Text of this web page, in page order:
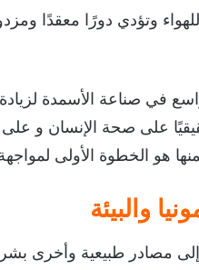
للهواء وتؤدي دورًا
في صناعة الأسمدة
على صحة الإنسان و على
هو الخطوة الأولى
والبيئة
إلى مصادر طبيعية وأخرى